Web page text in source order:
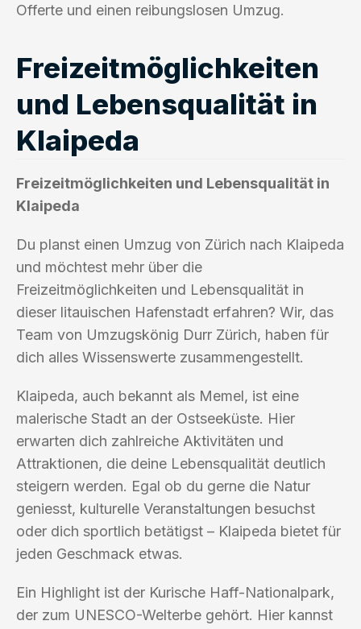
Offerte und einen reibungslosen Umzug.
Freizeitmöglichkeiten
und Lebensqualität in
Klaipeda
Freizeitmöglichkeiten und Lebensqualität in
Klaipeda
Du planst einen Umzug von Zürich nach Klaipeda
und möchtest mehr über die
Freizeitmöglichkeiten und Lebensqualität in
dieser litauischen Hafenstadt erfahren? Wir, das
Team von Umzugskönig Durr Zürich, haben für
dich alles Wissenswerte zusammengestellt.
Klaipeda, auch bekannt als Memel, ist eine
malerische Stadt an der Ostseeküste. Hier
erwarten dich zahlreiche Aktivitäten und
Attraktionen, die deine Lebensqualität deutlich
steigern werden. Egal ob du gerne die Natur
geniesst, kulturelle Veranstaltungen besuchst
oder dich sportlich betätigst – Klaipeda bietet für
jeden Geschmack etwas.
Ein Highlight ist der Kurische Haff-Nationalpark,
der zum UNESCO-Welterbe gehört. Hier kannst